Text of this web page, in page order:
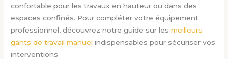
confortable pour les travaux en hauteur ou dans des
espaces confinés. Pour compléter votre équipement
professionnel, découvrez notre guide sur lesmeilleurs
gants de travail manuel indispensables pour sécuriser vos
interventions.